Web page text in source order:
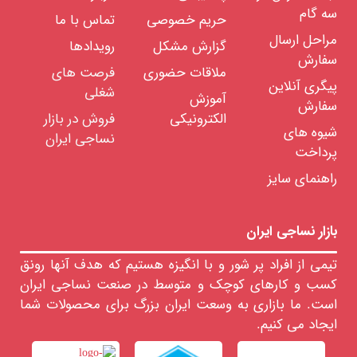
رنگرزی
الیاف
خدمات
آزمایشگاهی
الیاف
رنگ
های
نساجی
مواد
تعاونی
نساجی
مواد
نمایشگاه
مجازی
صنعت
نساجی
سه گام
مراحل ارسال
سفارش
پیگری آنلاین
سفارش
شیوه های
پرداخت
راهنمای سایز
حریم خصوصی
گزارش مشکل
ملاقات حضوری
آموزش
الکترونیکی
تماس با ما
رویدادها
فرصت های
شغلی
فروش در بازار
نساجی ایران
بازار نساجی ایران
تیمی از افراد پر شور و با انگیزه هستیم که هدف آنها رونق
کسب و کارهای کوچک و متوسط در صنعت نساجی ایران
است. ما بازاری به وسعت ایران بزرگ برای محصولات شما
ایجاد می کنیم.